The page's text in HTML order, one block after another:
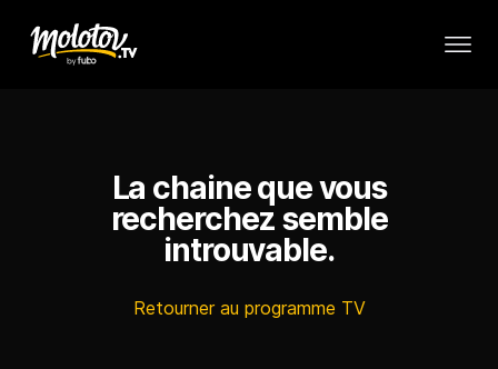
La chaine que vous
recherchez semble
introuvable.
Retourner au programme TV